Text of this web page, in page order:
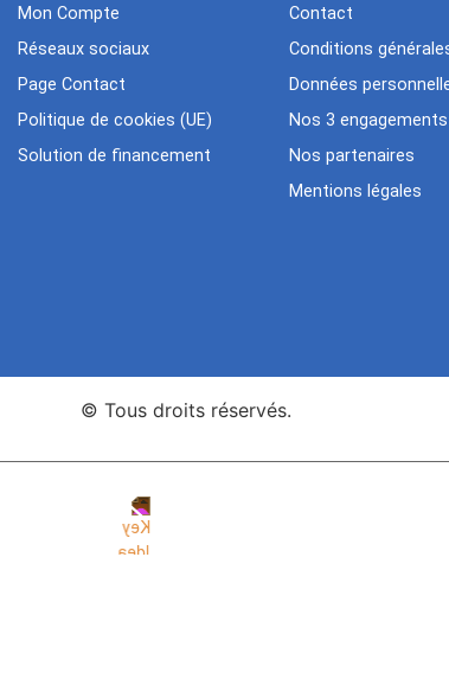
Mon Compte
Réseaux sociaux
Page Contact
Politique de cookies (UE)
Solution de financement
Contact
Conditions
Données
Nos 3 engagements
Nos partenaires
Mentions légales
© Tous droits réservés.